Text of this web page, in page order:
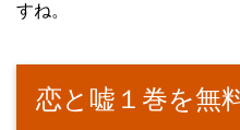
すね。
恋と嘘１巻を無